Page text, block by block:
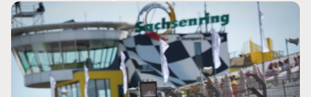
: Horaires et
du GP de Grande-
Zarco évite l'opération et vise
retour en septembre